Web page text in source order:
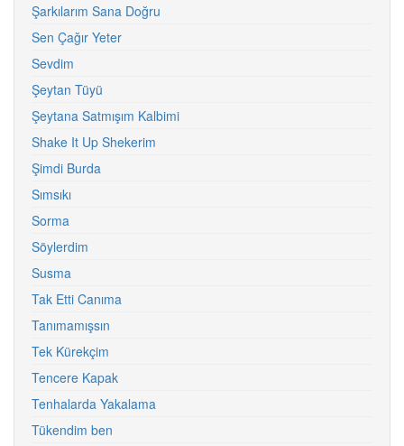
Şarkılarım Sana Doğru
Sen Çağır Yeter
Sevdim
Şeytan Tüyü
Şeytana Satmışım Kalbimi
Shake It Up Shekerim
Şimdi Burda
Sımsıkı
Sorma
Söylerdim
Susma
Tak Etti Canıma
Tanımamışsın
Tek Kürekçim
Tencere Kapak
Tenhalarda Yakalama
Tükendim ben